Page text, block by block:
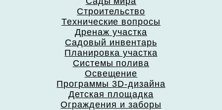
Строительство
Технические вопросы
Дренаж участка
Садовый инвентарь
Планировка участка
Системы полива
Освещение
Программы 3D-дизайна
Детская площадка
Ограждения и заборы